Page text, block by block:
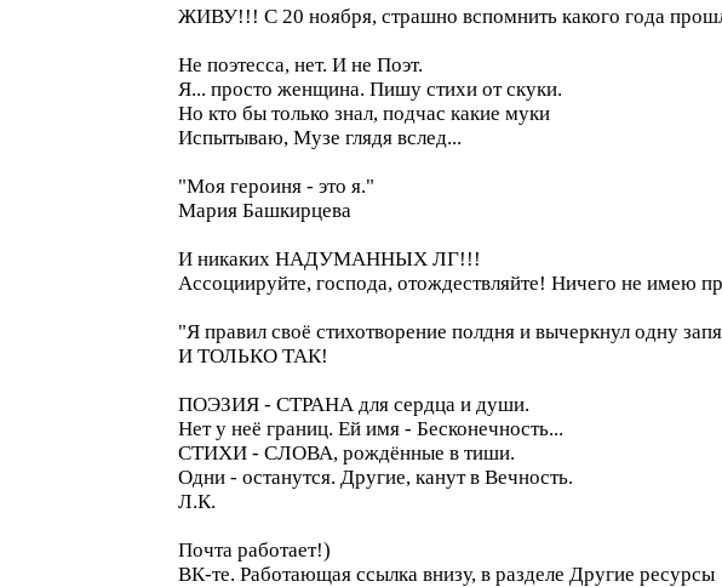
ЖИВУ!!! С 20 ноября, страшно вспомнить какого года
Не поэтесса, нет. И не Поэт.
Я... просто женщина. Пишу стихи от скуки.
Но кто бы только знал, подчас какие муки
Испытываю, Музе глядя вслед...
"Моя героиня - это я."
Мария Башкирцева
И никаких НАДУМАННЫХ ЛГ!!!
Ассоциируйте, господа, отождествляйте! Ничего не имею
"Я правил своё стихотворение полдня и вычеркнул одну
И ТОЛЬКО ТАК!
ПОЭЗИЯ - СТРАНА для сердца и души.
Нет у неё границ. Ей имя - Бесконечность...
СТИХИ - СЛОВА, рождённые в тиши.
Одни - останутся. Другие, канут в Вечность.
Л.К.
Почта работает!)
ВК-те. Работающая ссылка внизу, в разделе Другие ресурсы